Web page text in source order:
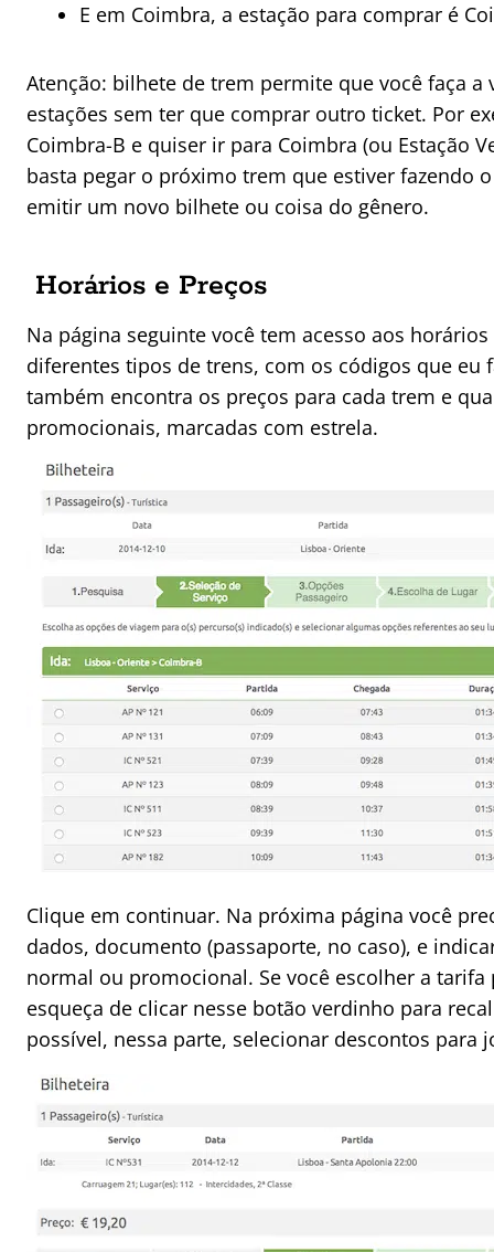
E em Coimbra, a estação para comprar é
Atenção: bilhete de trem permite que você faça a
estações sem ter que comprar outro ticket. Por
Coimbra-B e quiser ir para Coimbra (ou Estação
basta pegar o próximo trem que estiver fazendo
emitir um novo bilhete ou coisa do gênero.
Horários e Preços
Na página seguinte você tem acesso aos
diferentes tipos de trens, com os códigos que eu
também encontra os preços para cada trem e
promocionais, marcadas com estrela.
Clique em continuar. Na próxima página você
dados, documento (passaporte, no caso), e
normal ou promocional. Se você escolher a
esqueça de clicar nesse botão verdinho para
possível, nessa parte, selecionar descontos para